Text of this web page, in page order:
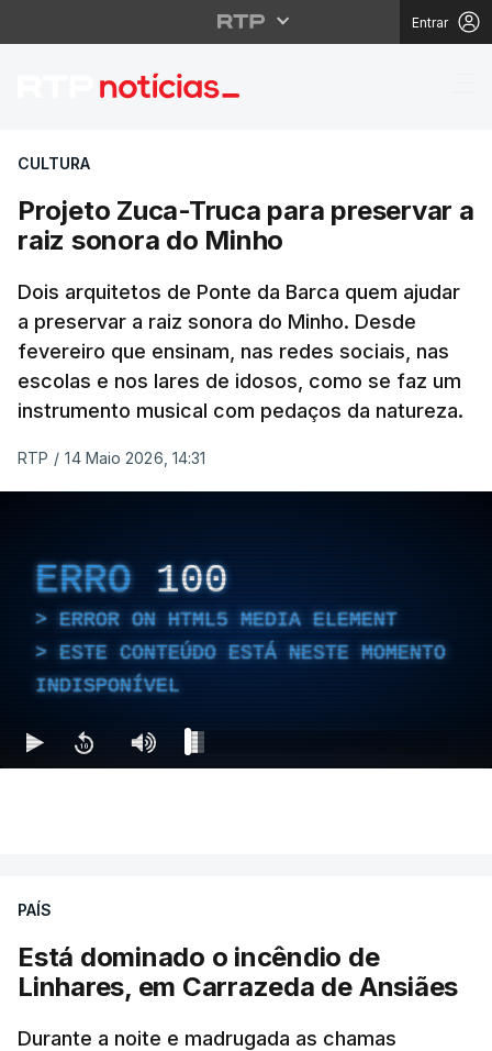
Entrar
Projeto Zuca-Truca
CULTURA
Projeto Zuca-Truca para preservar a
raiz sonora do Minho
Dois arquitetos de Ponte da Barca quem ajudar
a preservar a raiz sonora do Minho. Desde
fevereiro que ensinam, nas redes sociais, nas
escolas e nos lares de idosos, como se faz um
instrumento musical com pedaços da natureza.
RTP / 14 Maio 2026, 14:31
ERRO 100
ERROR ON HTML5 MEDIA ELEMENT
ESTE CONTEÚDO ESTÁ NESTE MOMENTO
INDISPONÍVEL
PAÍS
Está dominado o incêndio de
Linhares, em Carrazeda de Ansiães
Durante a noite e madrugada as chamas